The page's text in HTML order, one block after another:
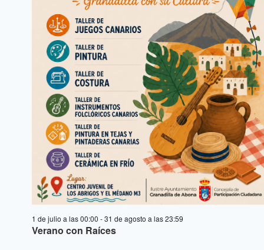
Verano con Raíces
1 de julio a las 00:00 -31 de agosto a las 23:59